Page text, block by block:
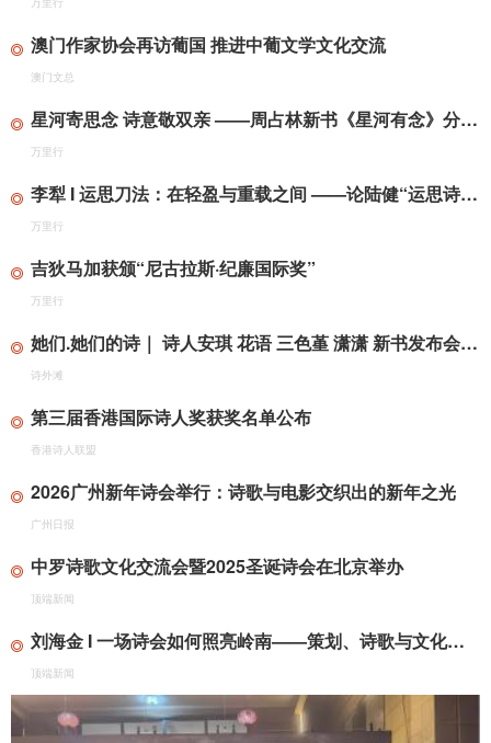
澳门作家协会再访葡国 推进中葡文学文化交流
澳门文总
星河寄思念 诗意敬双亲 ——周占林新书《星河有念》分享会在京圆满举行
万里行
李犁 I 运思刀法：在轻盈与重载之间 ——论陆健“运思诗学”的指向与当代性
万里行
吉狄马加获颁“尼古拉斯·纪廉国际奖”
万里行
她们.她们的诗｜ 诗人安琪 花语 三色堇 潇潇 新书发布会在宋庄举行
诗外滩
第三届香港国际诗人奖获奖名单公布
香港诗人联盟
2026广州新年诗会举行：诗歌与电影交织出的新年之光
广州日报
中罗诗歌文化交流会暨2025圣诞诗会在北京举办
顶端新闻
刘海金 I 一场诗会如何照亮岭南——策划、诗歌与文化转译的三重奏
顶端新闻